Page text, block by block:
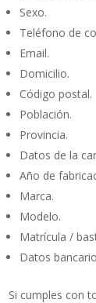
Sexo.
Teléfono de
Email.
Domicilio.
Código postal.
Población.
Provincia.
Datos de la
Año de
Marca.
Modelo.
Matrícula /
Datos
Si cumples con